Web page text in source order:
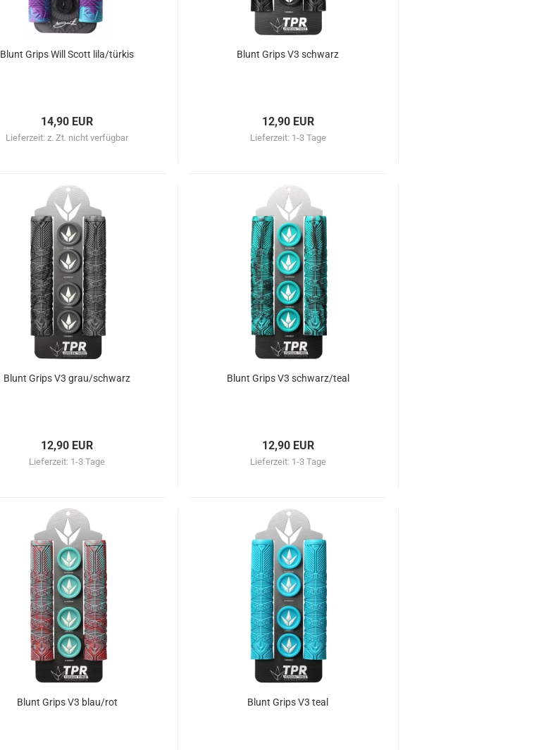
Blunt Grips Will Scott lila/türkis
14,90 EUR
Lieferzeit:z. Zt. nicht verfügbar
Blunt Grips V3 schwarz
12,90 EUR
Lieferzeit: 1-3 Tage
Blunt Grips V3 grau/schwarz
12,90 EUR
Lieferzeit: 1-3 Tage
Blunt Grips V3 schwarz/teal
12,90 EUR
Lieferzeit: 1-3 Tage
Blunt Grips V3 blau/rot Blunt Grips V3 teal